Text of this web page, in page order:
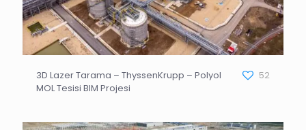
3D Lazer Tarama – ThyssenKrupp – Polyol
MOL Tesisi BIM Projesi
52